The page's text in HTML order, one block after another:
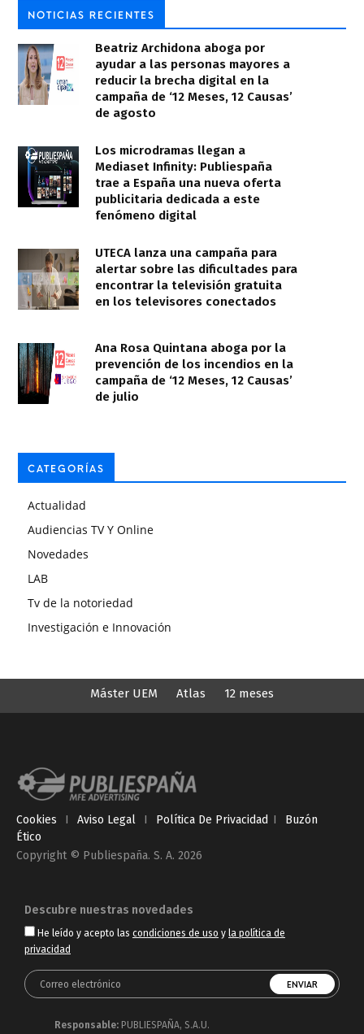
NOTICIAS RECIENTES
Beatriz Archidona aboga por
ayudar a las personas mayores a
reducir la brecha digital en la
campaña de ‘12 Meses, 12 Causas’
de agosto
Los microdramas llegan a
Mediaset Infinity: Publiespaña
trae a España una nueva oferta
publicitaria dedicada a este
fenómeno digital
UTECA lanza una campaña para
alertar sobre las dificultades para
encontrar la televisión gratuita
en los televisores conectados
Ana Rosa Quintana aboga por la
prevención de los incendios en la
campaña de ‘12 Meses, 12 Causas’
de julio
CATEGORÍAS
Actualidad
Audiencias TV Y Online
Novedades
LAB
Tv de la notoriedad
Investigación e Innovación
Máster UEM Atlas 12 meses
Cookies I Aviso Legal I Política De Privacidad I
Buzón
Ético
Copyright © Publiespaña. S. A. 2026
Descubre nuestras novedades
He leído y acepto las condiciones de uso y la política de
privacidad
Responsable: PUBLIESPAÑA, S.A.U.